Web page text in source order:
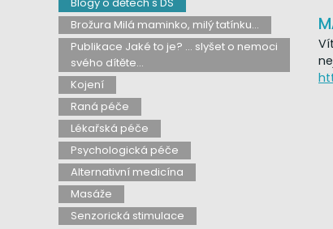
Brožura Milá maminko, milý tatínku...
Publikace Jaké to je? ... slyšet o nemoci
svého dítěte...
Kojení
Raná péče
Lékařská péče
Psychologická péče
Alternativní medicína
Masáže
Senzorická stimulace